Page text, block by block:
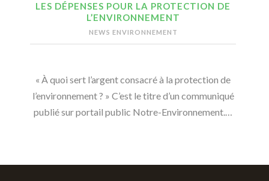
LES DÉPENSES POUR LA PROTECTION DE
L’ENVIRONNEMENT
NEWS ENVIRONNEMENT
« À quoi sert l’argent consacré à la protection de
l’environnement ? » C’est le titre d’un communiqué
publié sur portail public Notre-Environnement.…